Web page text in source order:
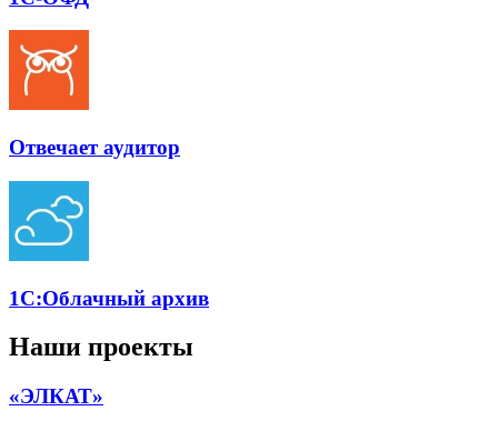
Отвечает аудитор
1С:Облачный архив
Наши проекты
«ЭЛКАТ»